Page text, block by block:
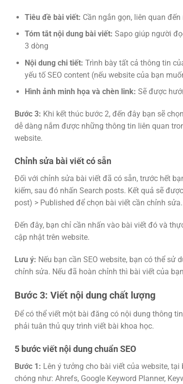
Tiêu đề bài viết: Cần ngắn gọn, liên quan
Tóm tắt nội dung bài viết: Sapo giúp người
3 dòng
Nội dung chi tiết: Trình bày tất cả thông tin
yếu tố SEO content (nếu website của bạn
Hình ảnh minh họa và chèn link: Sẽ được
Bước 3: Khi kết thúc bước 2, đến đây bạn sẽ
dễ dàng nắm được những thông tin liên quan
website.
Chỉnh sửa bài viết có sẵn
Đối với chỉnh sửa bài viết đã có sẵn, trước hết
kiếm, sau đó nhấn Search posts. Kết quả sẽ
post) > Published để chọn bài viết cần chỉnh sửa.
Đến đây, bạn chỉ cần nhấn vào bài viết đó và
cập nhật trên website.
Lưu ý: Nếu bạn cần SEO website, bạn có thể sử
chỉnh sửa. Nếu đã hoàn chỉnh thì bài viết của
Bước 3: Viết nội dung chất lượng
Để có thể viết một bài đăng có nội dung thông
phải tuân thủ quy trình viết bài khoa học.
5 bước viết nội dung chuẩn SEO
Bước 1: Lên ý tưởng cho bài viết của website,
chóng như: Ahrefs, Google Keyword Planner,